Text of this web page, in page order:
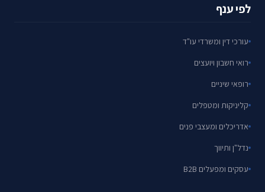
לפי ענף
עורכי דין ומשרדי עו"ד
רואי חשבון ויועצים
רופאי שיניים
קליניקות ומטפלים
אדריכלים ומעצבי פנים
נדל"ן ותיווך
עסקים ומפעלים B2B